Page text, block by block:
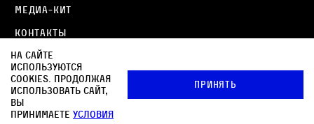
Медиа-кит
Контакты
Политика в отношении обработки персональных
данных
Политика обработки файлов cookie
На сайте
используются
cookies. Продолжая
использовать сайт,
вы
принимаете условия
Принять